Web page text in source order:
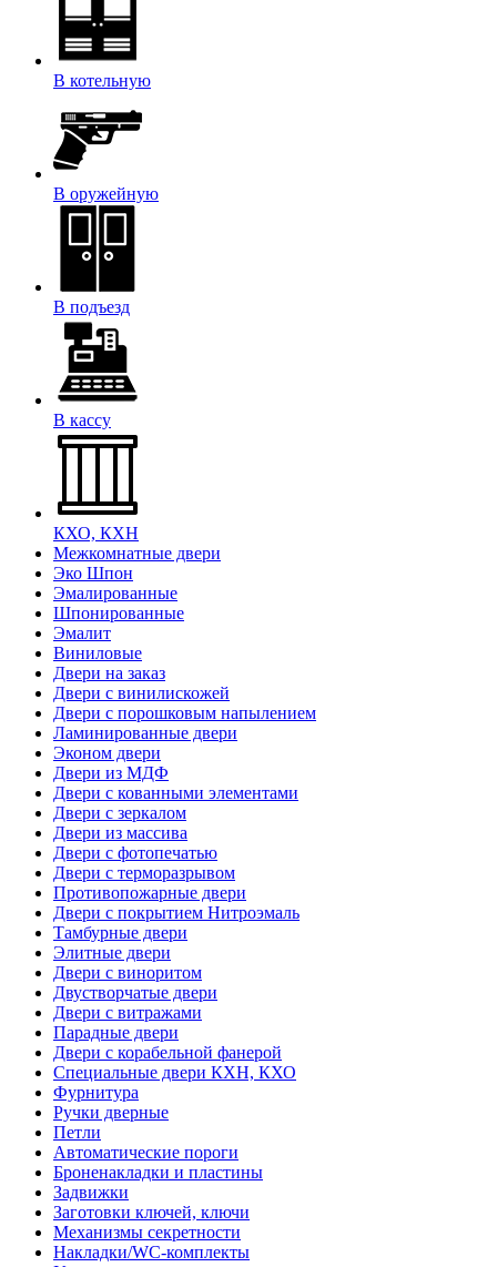
В котельную
В оружейную
В подъезд
В кассу
КХО, КХН
Межкомнатные двери
Эко Шпон
Эмалированные
Шпонированные
Эмалит
Виниловые
Двери на заказ
Двери с винилискожей
Двери с порошковым напылением
Ламинированные двери
Эконом двери
Двери из МДФ
Двери с кованными элементами
Двери с зеркалом
Двери из массива
Двери с фотопечатью
Двери с терморазрывом
Противопожарные двери
Двери с покрытием Нитроэмаль
Тамбурные двери
Элитные двери
Двери с виноритом
Двустворчатые двери
Двери с витражами
Парадные двери
Двери с корабельной фанерой
Специальные двери КХН, КХО
Фурнитура
Ручки дверные
Петли
Автоматические пороги
Броненакладки и пластины
Задвижки
Заготовки ключей, ключи
Механизмы секретности
Накладки/WC-комплекты